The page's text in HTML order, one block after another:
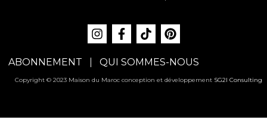
ABONNEMENT QUI SOMMES-NOUS
Copyright © 2023 Maison du Maroc conception et développement SG2I Consulting